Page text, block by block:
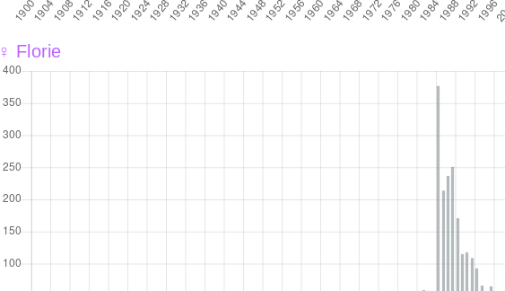
♀ Florie